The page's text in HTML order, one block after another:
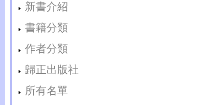
新書介紹
書籍分類
作者分類
歸正出版社
所有名單